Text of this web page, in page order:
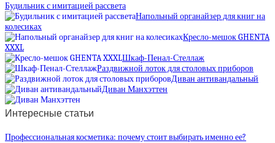
Будильник с имитацией рассвета
Напольный органайзер для книг на
колесиках
Кресло-мешок GHENTA
XXXL
Шкаф-Пенал-Стеллаж
Раздвижной лоток для столовых приборов
Диван антивандальный
Диван Манхэттен
Интересные статьи
Профессиональная косметика: почему стоит выбирать именно ее?